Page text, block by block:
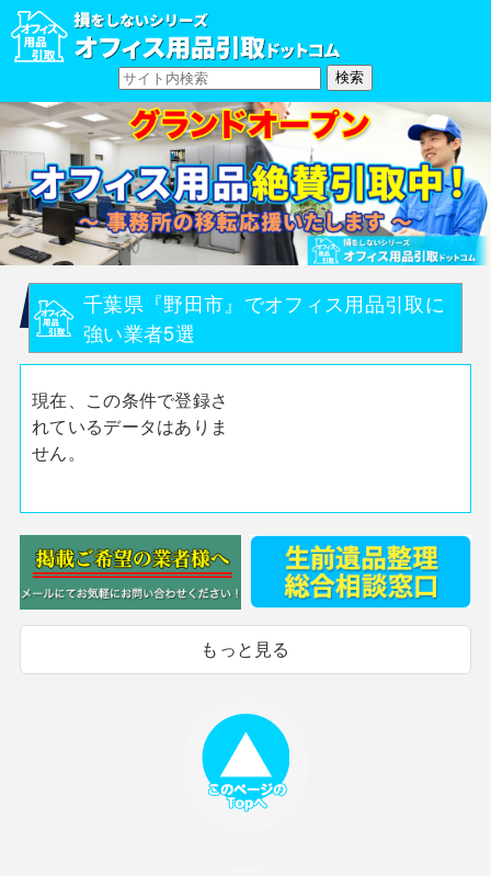
千葉県『野田市』でオフィス用品引取に
強い業者5選
現在、この条件で登録さ
れているデータはありま
せん。
もっと見る